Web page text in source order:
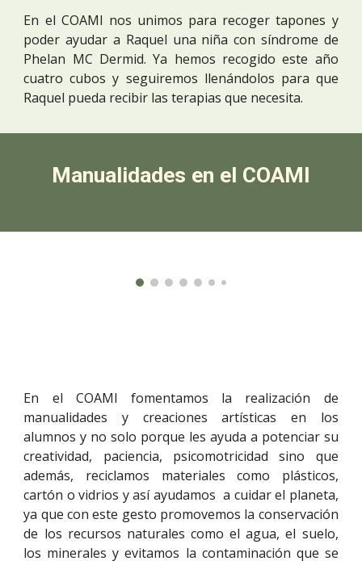
En el COAMI nos unimos para recoger tapones y
poder ayudar a Raquel una niña con síndrome de
Phelan MC Dermid. Ya hemos recogido este año
cuatro cubos y seguiremos llenándolos para que
Raquel pueda recibir las terapias que necesita.
Manualidades en el COAMI
En el COAMI fomentamos la realización de
manualidades y creaciones artísticas en los
alumnos y no solo porque les ayuda a potenciar su
creatividad, paciencia, psicomotricidad sino que
además, reciclamos materiales como plásticos,
cartón o vidrios y así ayudamos a cuidar el planeta,
ya que con este gesto promovemos la conservación
de los recursos naturales como el agua, el suelo,
los minerales y evitamos la contaminación que se